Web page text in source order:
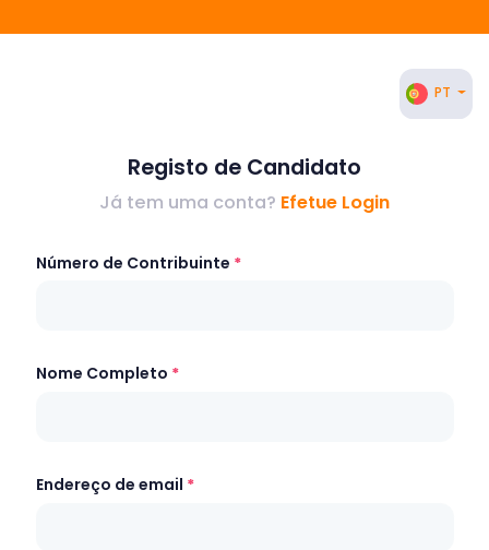
PT
Registo de Candidato
Já tem uma conta? Efetue Login
Número de Contribuinte
Nome Completo
Endereço de email